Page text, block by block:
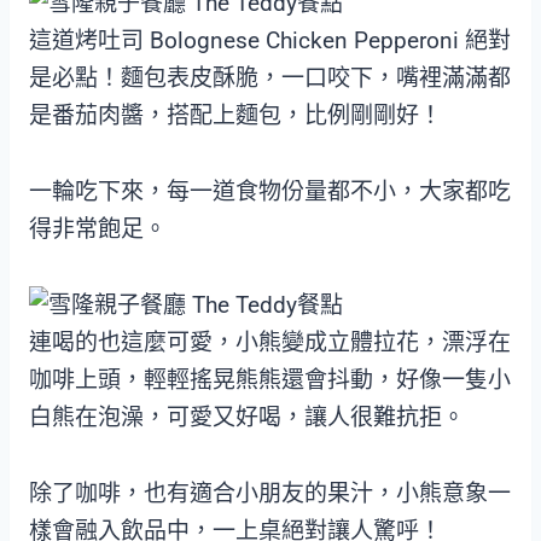
這道烤吐司 Bolognese Chicken Pepperoni 絕對
是必點！麵包表皮酥脆，一口咬下，嘴裡滿滿都
是番茄肉醬，搭配上麵包，比例剛剛好！
一輪吃下來，每一道食物份量都不小，大家都吃
得非常飽足。
連喝的也這麼可愛，小熊變成立體拉花，漂浮在
咖啡上頭，輕輕搖晃熊熊還會抖動，好像一隻小
白熊在泡澡，可愛又好喝，讓人很難抗拒。
除了咖啡，也有適合小朋友的果汁，小熊意象一
樣會融入飲品中，一上桌絕對讓人驚呼！